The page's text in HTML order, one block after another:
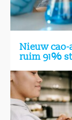
Nieuw
ruim 91%